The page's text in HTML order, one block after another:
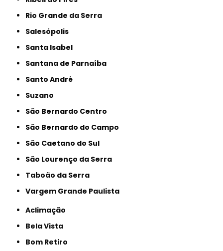
Rio Grande da Serra
Salesópolis
Santa Isabel
Santana de Parnaíba
Santo André
Suzano
São Bernardo Centro
São Bernardo do Campo
São Caetano do Sul
São Lourenço da Serra
Taboão da Serra
Vargem Grande Paulista
Aclimação
Bela Vista
Bom Retiro